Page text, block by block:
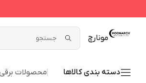
مونارچ
دسته بندی کالاها محصولات